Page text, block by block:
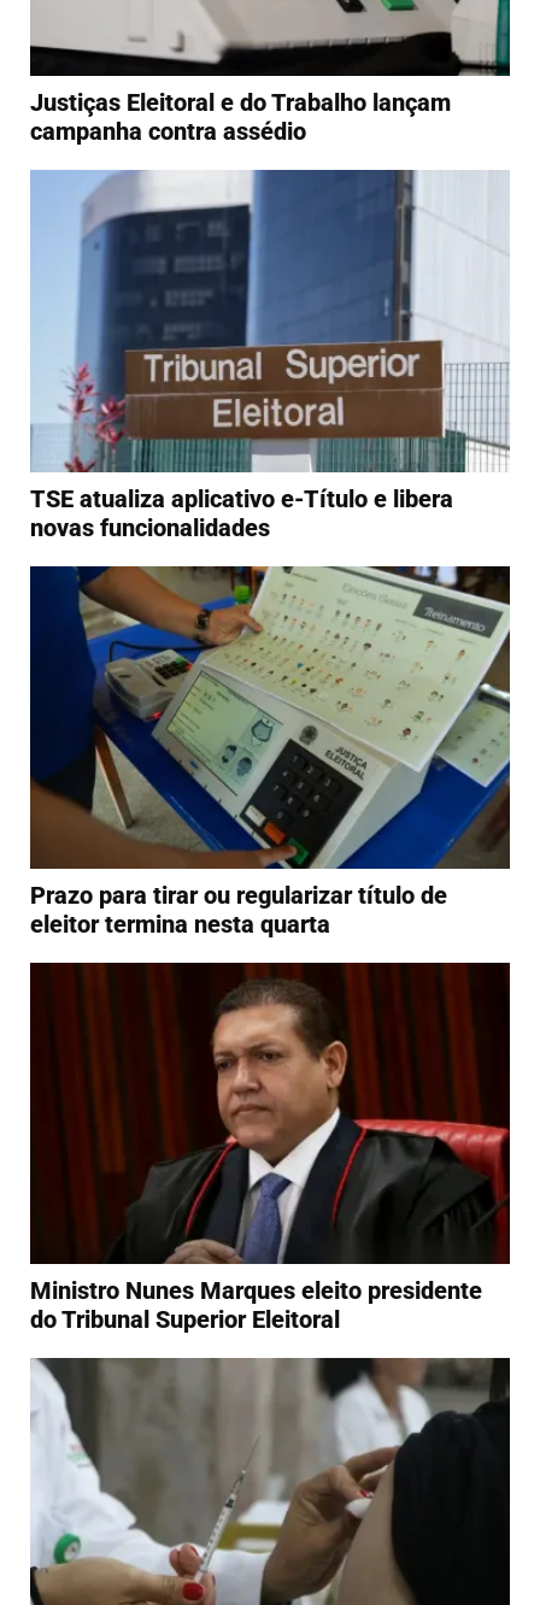
Justiças Eleitoral e do Trabalho lançam
campanha contra assédio
TSE atualiza aplicativo e-Título e libera
novas funcionalidades
Prazo para tirar ou regularizar título de
eleitor termina nesta quarta
Ministro Nunes Marques eleito presidente
do Tribunal Superior Eleitoral